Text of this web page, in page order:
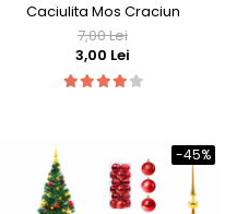
Caciulita Mos Craciun
7,00 Lei
3,00 Lei
-45%